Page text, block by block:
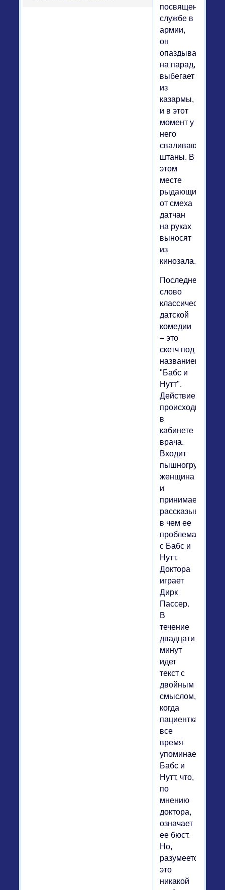
посвященной
службе в
армии,
он
опаздывает
на парад,
выбегает
из
казармы,
и в этот
момент у
него
сваливаются
штаны. В
этом
месте
рыдающих
от смеха
датчан
на руках
выносят
из
кинозала.
Последнее
слово
классической
датской
комедии
– это
скетч под
названием
"Бабс и
Нутт".
Действие
происходит
в
кабинете
врача.
Входит
пышногрудая
женщина
и
принимается
рассказывать,
в чем ее
проблема
с Бабс и
Нутт.
Доктора
играет
Дирк
Пассер.
В
течение
двадцати
минут
идет
текст с
двойным
смыслом,
когда
пациентка
все
время
упоминает
Бабс и
Нутт, что,
по
мнению
доктора,
означает
ее бюст.
Но,
разумеется,
это
никакой